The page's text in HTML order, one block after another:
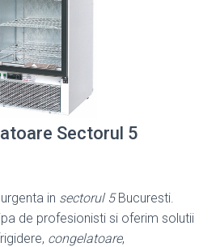
Sectorul 5
in sectorul 5Bucuresti.
de profesionisti si oferim solutii
congelatoare,